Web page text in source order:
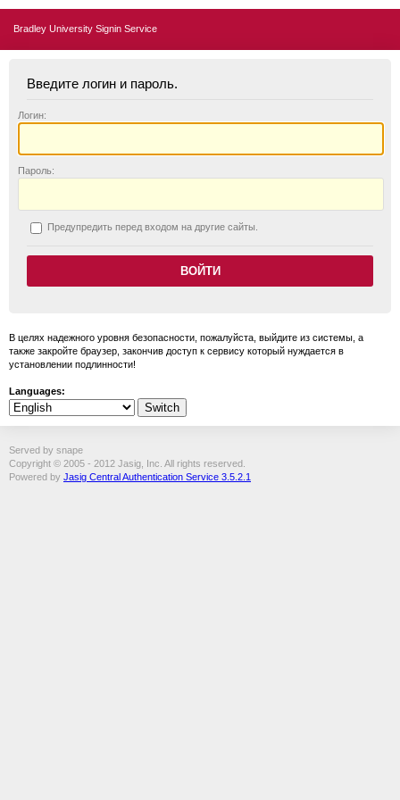
Bradley University Signin Service
Введите логин и пароль.
Логин:
Пароль:
Предупредить перед входом на другие сайты.
В целях надежного уровня безопасности, пожалуйста, выйдите из системы, а
также закройте браузер, закончив доступ к сервису который нуждается в
установлении подлинности!
Languages:
Served by snape
Copyright © 2005 - 2012 Jasig, Inc. All rights reserved.
Powered by Jasig Central Authentication Service 3.5.2.1